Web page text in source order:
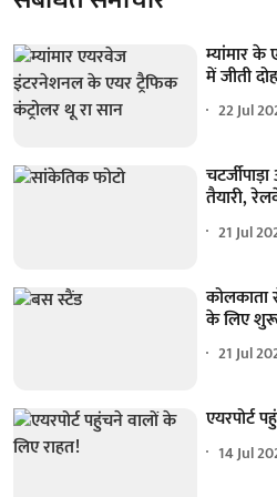
म्यांमार के
में जीती
22 Jul
तैयारी,
21 Jul
कोलकाता
के लिए
21 Jul
एयरपोर्ट
14 Jul